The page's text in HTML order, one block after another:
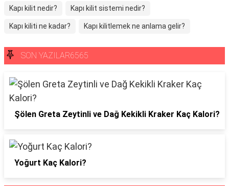
Kapı kilit nedir? Kapı kilit sistemi nedir?
Kapı kiliti ne kadar? Kapı kilitlemek ne anlama gelir?
SON YAZILAR6565
Şölen Greta Zeytinli ve Dağ Kekikli Kraker Kaç Kalori?
Yoğurt Kaç Kalori?